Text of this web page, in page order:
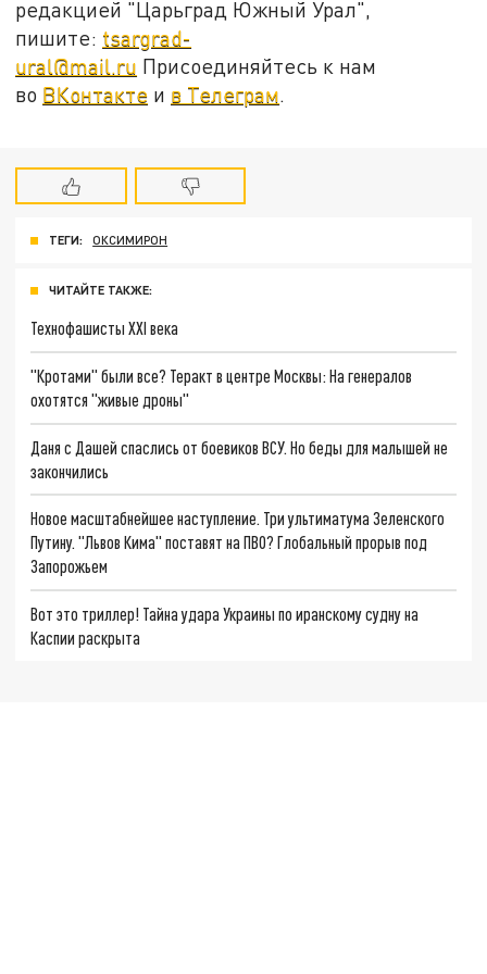
редакцией "Царьград Южный Урал",
пишите: tsargrad-
ural@mail.ru Присоединяйтесь к нам
во ВКонтакте и в Телеграм.
ТЕГИ: ОКСИМИРОН
ЧИТАЙТЕ ТАКЖЕ:
Технофашисты XXI века
"Кротами" были все? Теракт в центре Москвы: На генералов
охотятся "живые дроны"
Даня с Дашей спаслись от боевиков ВСУ. Но беды для малышей не
закончились
Новое масштабнейшее наступление. Три ультиматума Зеленского
Путину. "Львов Кима" поставят на ПВО? Глобальный прорыв под
Запорожьем
Вот это триллер! Тайна удара Украины по иранскому судну на
Каспии раскрыта